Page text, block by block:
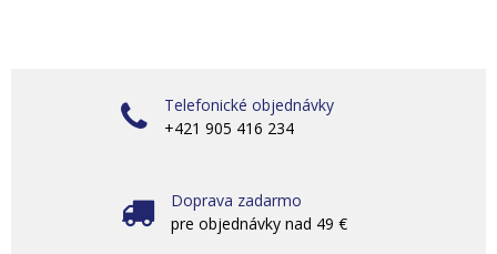
Telefonické objednávky
+421 905 416 234
Doprava zadarmo
pre objednávky nad 49 €